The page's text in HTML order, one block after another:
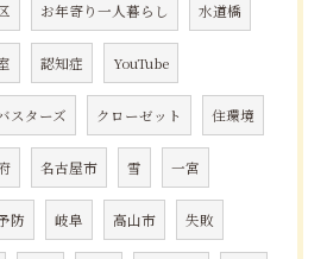
お年寄り一人暮らし 水道橋
認知症 YouTube
スターズ クローゼット 住環境
名古屋市 雪 一宮
防 岐阜 高山市 失敗